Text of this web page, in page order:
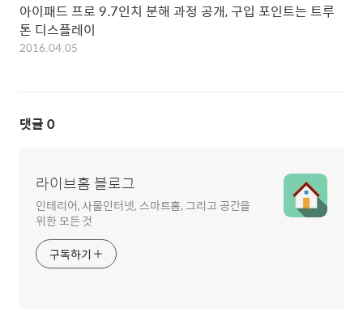
아이패드 프로 9.7인치 분해 과정 공개, 구입 포인트는 트루
톤 디스플레이
2016.04.05
댓글 0
라이브홈 블로그
인테리어, 사물인터넷, 스마트홈, 그리고 공간을
위한 모든 것
구독하기